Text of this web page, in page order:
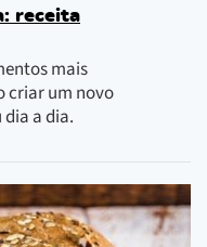
receita
mais
criar um novo
a dia.